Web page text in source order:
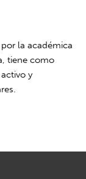
la académica
tiene como
y